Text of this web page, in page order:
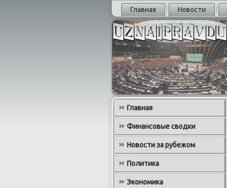
Главная Новости
Главная
Финансовые сводки
Новости за рубежом
Политика
Экономика